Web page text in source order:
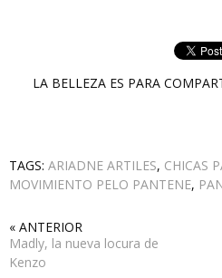
LA BELLEZA ES PARA
TAGS: ARIADNE ARTILES, CHICAS
MOVIMIENTO PELO PANTENE,
« ANTERIOR
Madly, la nueva locura de
Kenzo